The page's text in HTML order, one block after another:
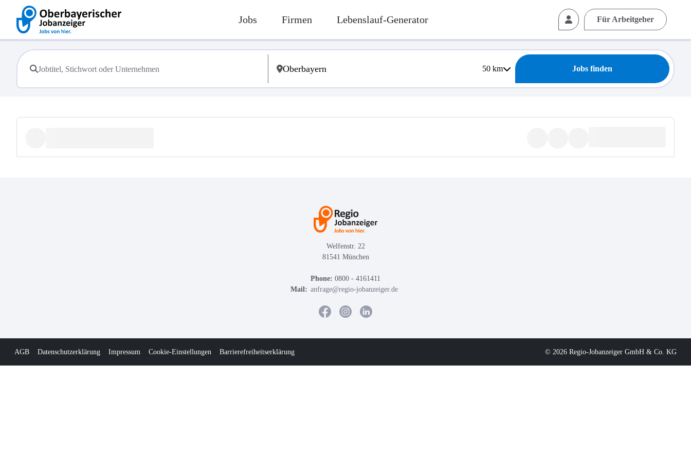
Jobs Firmen Lebenslauf-Generator Für Arbeitgeber
50km Jobs finden
Welfenstr. 22
81541 München
Phone: 0800 - 4161411
Mail: anfrage@regio-jobanzeiger.de
AGB Datenschutzerklärung Impressum Cookie-Einstellungen Barrierefreiheitserklärung © 2026 Regio-Jobanzeiger GmbH & Co. KG